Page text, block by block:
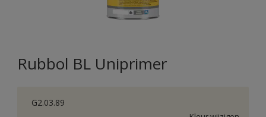
Rubbol BL Uniprimer
G2.03.89